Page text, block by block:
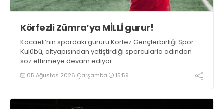
Körfezli Zümra’ya MİLLİ gurur!
Kocaeli’nin spordaki gururu Körfez Gençlerbirliği Spor
Kulübü, altyapısından yetiştirdiği sporcularla adından
söz ettirmeye devam ediyor.
05 Ağustos 2026 Çarşamba 15:59